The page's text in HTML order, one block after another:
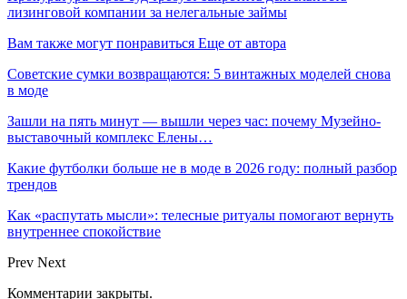
лизинговой компании за нелегальные займы
Вам также могут понравиться Еще от автора
Советские сумки возвращаются: 5 винтажных моделей снова
в моде
Зашли на пять минут — вышли через час: почему Музейно-
выставочный комплекс Елены…
Какие футболки больше не в моде в 2026 году: полный разбор
трендов
Как «распутать мысли»: телесные ритуалы помогают вернуть
внутреннее спокойствие
Prev Next
Комментарии закрыты.